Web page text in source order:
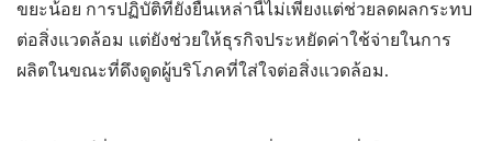
ขยะน้อย การปฏิบัติที่ยั่งยืนเหล่านี้ไม่เพียงแต่ช่วยลดผลกระทบ
ต่อสิ่งแวดล้อม แต่ยังช่วยให้ธุรกิจประหยัดค่าใช้จ่ายในการ
ผลิตในขณะที่ดึงดูดผู้บริโภคที่ใส่ใจต่อสิ่งแวดล้อม.